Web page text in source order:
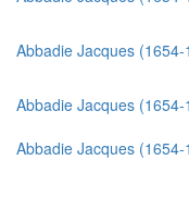
Abbadie Jacques (1654-
Abbadie Jacques (1654-
Abbadie Jacques (1654-